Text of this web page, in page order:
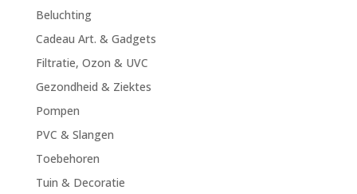
Beluchting
Cadeau Art. & Gadgets
Filtratie, Ozon & UVC
Gezondheid & Ziektes
Pompen
PVC & Slangen
Toebehoren
Tuin & Decoratie